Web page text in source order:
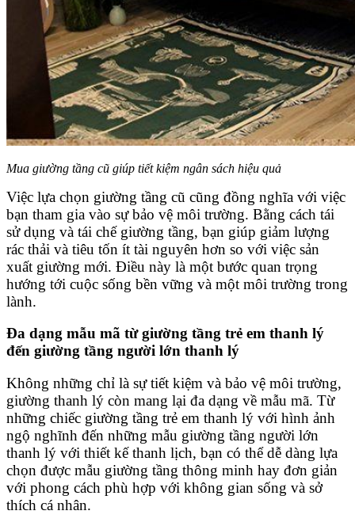
Mua giường tầng cũ giúp tiết kiệm ngân sách hiệu quả
Việc lựa chọn giường tầng cũ cũng đồng nghĩa với việc
bạn tham gia vào sự bảo vệ môi trường. Bằng cách tái
sử dụng và tái chế giường tầng, bạn giúp giảm lượng
rác thải và tiêu tốn ít tài nguyên hơn so với việc sản
xuất giường mới. Điều này là một bước quan trọng
hướng tới cuộc sống bền vững và một môi trường trong
lành.
Đa dạng mẫu mã từ giường tầng trẻ em thanh lý
đến giường tầng người lớn thanh lý
Không những chỉ là sự tiết kiệm và bảo vệ môi trường,
giường thanh lý còn mang lại đa dạng về mẫu mã. Từ
những chiếc giường tầng trẻ em thanh lý với hình ảnh
ngộ nghĩnh đến những mẫu giường tầng người lớn
thanh lý với thiết kế thanh lịch, bạn có thể dễ dàng lựa
chọn được mẫu giường tầng thông minh hay đơn giản
với phong cách phù hợp với không gian sống và sở
thích cá nhân.